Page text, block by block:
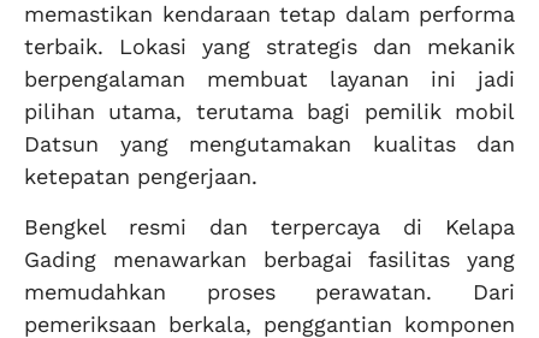
memastikan kendaraan tetap dalam performa
terbaik. Lokasi yang strategis dan mekanik
berpengalaman membuat layanan ini jadi
pilihan utama, terutama bagi pemilik mobil
Datsun yang mengutamakan kualitas dan
ketepatan pengerjaan.
Bengkel resmi dan terpercaya di Kelapa
Gading menawarkan berbagai fasilitas yang
memudahkan proses perawatan. Dari
pemeriksaan berkala, penggantian komponen